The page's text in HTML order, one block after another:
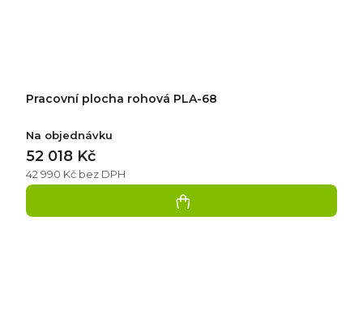
Pracovní plocha rohová PLA-68
Na objednávku
42 990 Kč bez DPH
52 018 Kč